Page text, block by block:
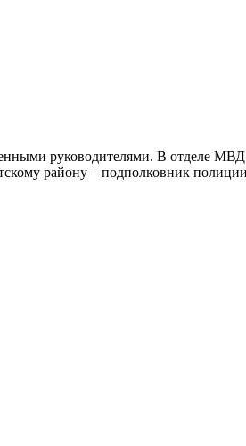
руководителями. В отделе
району – подполковник